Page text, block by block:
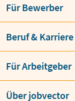
Augenarzt*
Integrität im
Für Bewerber
Beruf & Karriere
Für Arbeitgeber
Über jobvector